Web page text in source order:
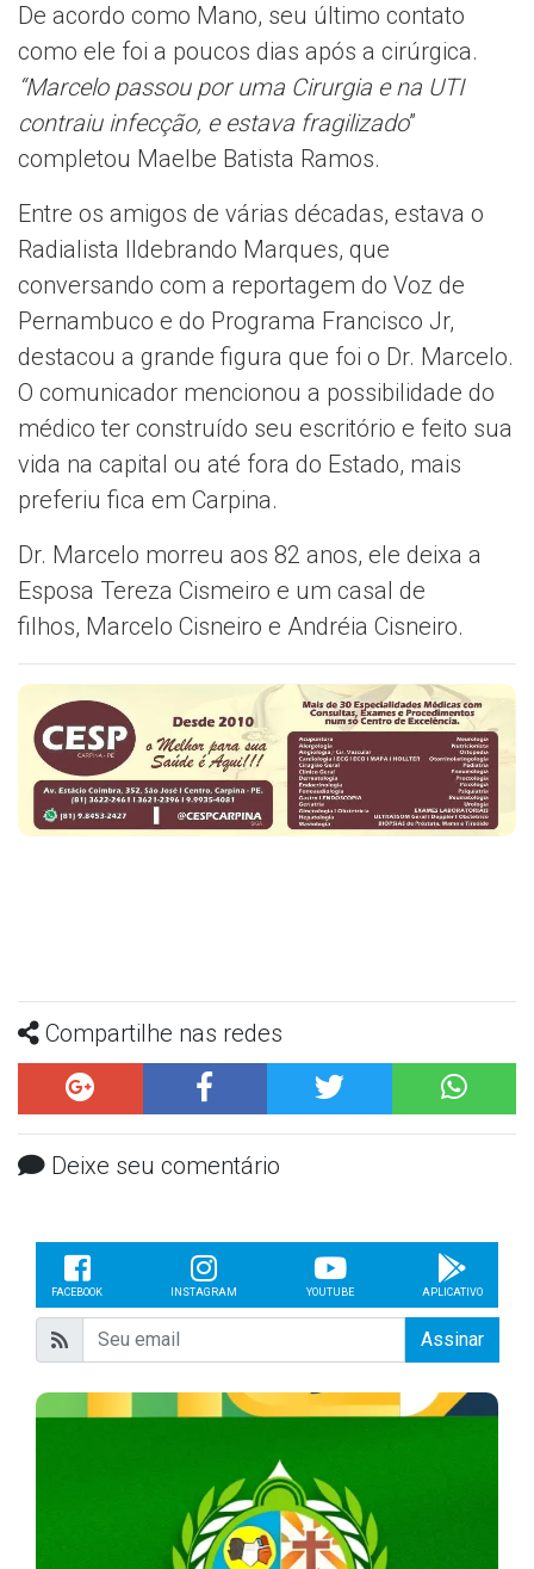
De acordo como Mano, seu último contato
como ele foi a poucos dias após a cirúrgica.
“Marcelo passou por uma Cirurgia e na UTI
contraiu infecção, e estava fragilizado”
completou Maelbe Batista Ramos.
Entre os amigos de várias décadas, estava o
Radialista Ildebrando Marques, que
conversando com a reportagem do Voz de
Pernambuco e do Programa Francisco Jr,
destacou a grande figura que foi o Dr. Marcelo.
O comunicador mencionou a possibilidade do
médico ter construído seu escritório e feito sua
vida na capital ou até fora do Estado, mais
preferiu fica em Carpina.
Dr. Marcelo morreu aos 82 anos, ele deixa a
Esposa Tereza Cismeiro e um casal de
filhos, Marcelo Cisneiro e Andréia Cisneiro.
Compartilhe nas redes
Deixe seu comentário
FACEBOOK INSTAGRAM YOUTUBE APLICATIVO
Assinar